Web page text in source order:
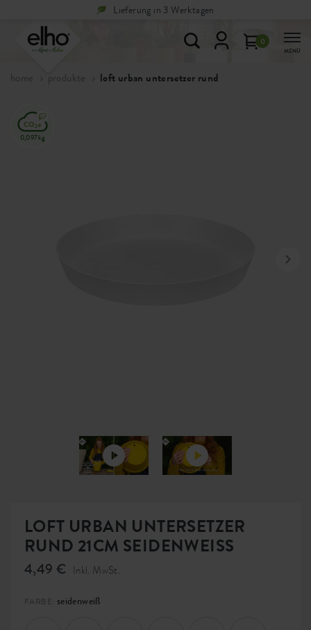
Lieferung in 3 Werktagen
0
MENÜ
home produkte loft urban untersetzer rund
LOFT URBAN UNTERSETZER
RUND 21CM SEIDENWEISS
4,49 € Inkl. MwSt.
FARBE: seidenweiß
0,097kg